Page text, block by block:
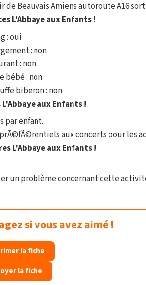
de Beauvais Amiens autoroute A16
L'Abbaye aux Enfants !
: oui
: non
: non
bébé : non
biberon : non
aux Enfants !
par enfant.
aux concerts pour les
L'Abbaye aux Enfants !
un problème concernant cette
si vous avez aimé !
la fiche
la fiche